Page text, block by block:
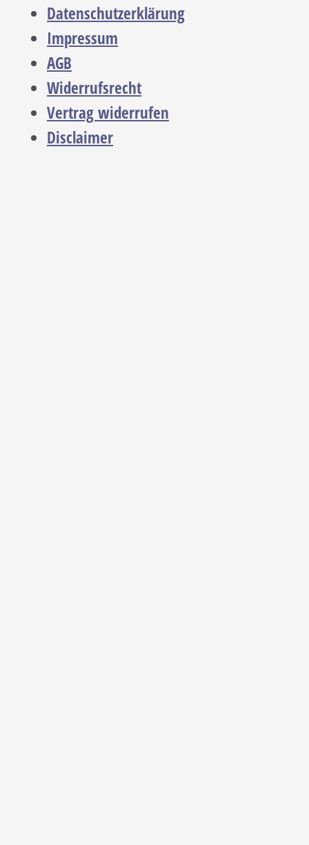
Datenschutzerklärung
Impressum
AGB
Widerrufsrecht
Vertrag widerrufen
Disclaimer